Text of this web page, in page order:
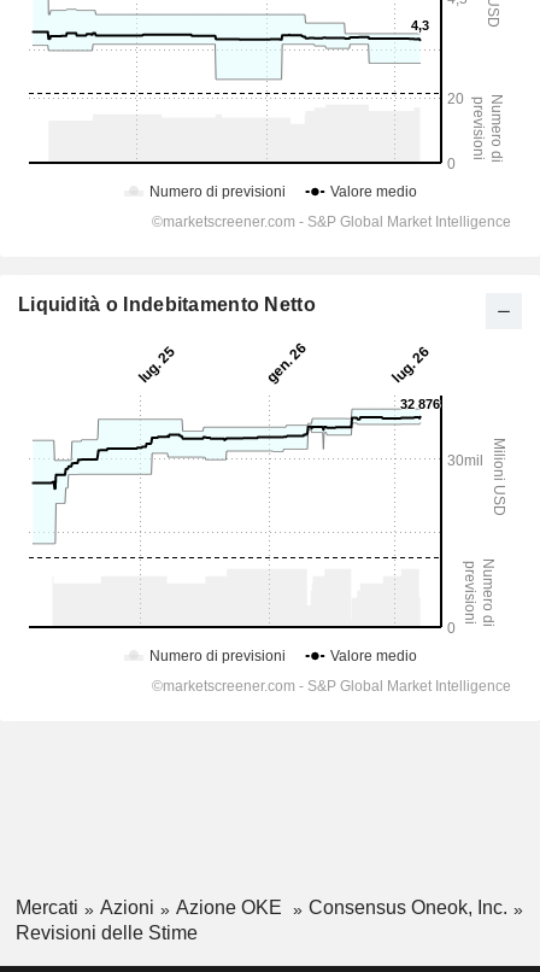
Liquidità o Indebitamento Netto
Mercati Azioni Azione OKE
Consensus Oneok, Inc.
Revisioni delle Stime